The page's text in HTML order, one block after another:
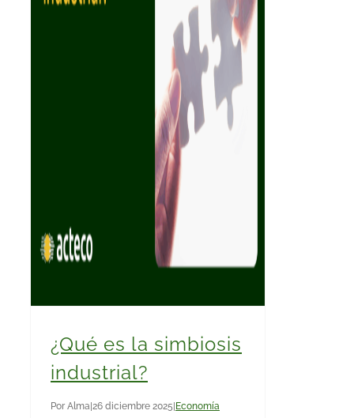
¿Qué es la simbiosis
industrial?
Por Alma|26 diciembre 2025|Economía